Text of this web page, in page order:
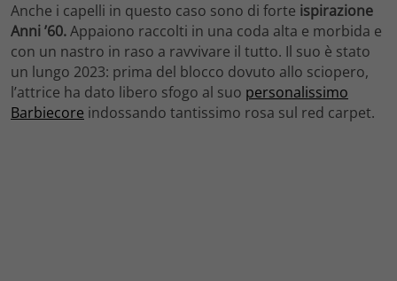
Anche i capelli in questo caso sono di forte ispirazione
Anni ’60.Appaiono raccolti in una coda alta e morbida e
con un nastro in raso a ravvivare il tutto. Il suo è stato
un lungo 2023: prima del blocco dovuto allo sciopero,
l’attrice ha dato libero sfogo al suo personalissimo
Barbiecore indossando tantissimo rosa sul red carpet.